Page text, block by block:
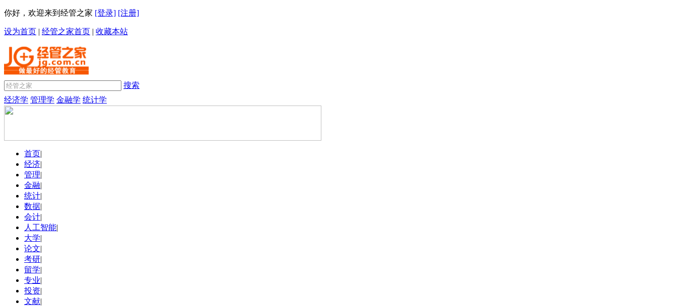
你好，欢迎来到经管之家 [登录] [注册]
设为首页 | 经管之家首页 | 收藏本站
搜索
经济学 管理学 金融学 统计学
首页|
经济|
管理|
金融|
统计|
数据|
会计|
人工智能|
大学|
论文|
考研|
留学|
专业|
投资|
文献|